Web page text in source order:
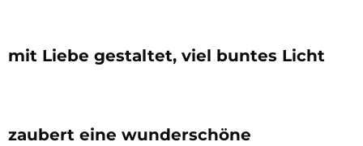
mit Liebe gestaltet, viel buntes Licht
zaubert eine wunderschöne